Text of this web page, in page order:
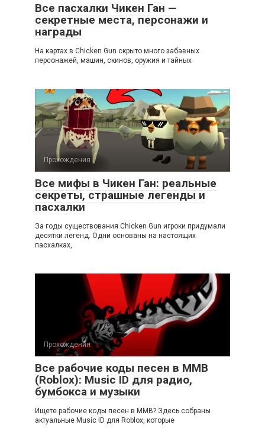
Все пасхалки Чикен Ган —
секретные места, персонажи и
награды
На картах в Chicken Gun скрыто много забавных
персонажей, машин, скинов, оружия и тайных
Прохождения
Все мифы в Чикен Ган: реальные
секреты, страшные легенды и
пасхалки
За годы существования Chicken Gun игроки придумали
десятки легенд. Одни основаны на настоящих
пасхалках,
Прохождения
Все рабочие коды песен в ММВ
(Roblox): Music ID для радио,
бумбокса и музыки
Ищете рабочие коды песен в ММВ? Здесь собраны
актуальные Music ID для Roblox, которые